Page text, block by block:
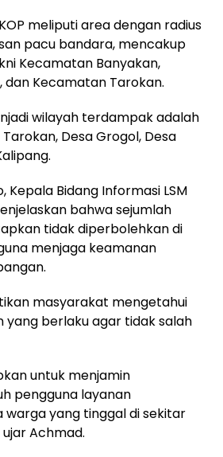
meliputi area dengan radius
pacu bandara, mencakup
Kecamatan Banyakan,
Kecamatan Tarokan.
wilayah terdampak adalah
Tarokan, Desa Grogol, Desa
Kepala Bidang Informasi LSM
bahwa sejumlah
tidak diperbolehkan di
menjaga keamanan
masyarakat mengetahui
yang berlaku agar tidak salah
untuk menjamin
pengguna layanan
yang tinggal di sekitar
Achmad.